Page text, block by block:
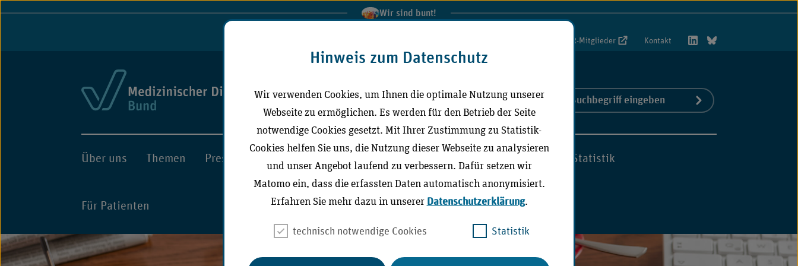
Infoportal VwR-Mitglieder Kontakt
Leichte Sprache Gebärdensprache (DGS)
Suchbegriff
eingeben
Jetzt suchen
Über uns Themen Presse Aktuell Richtlinien / Publikationen Stellungnahmen Statistik
Für Patienten
Wir sind bunt!
Hinweis zum Datenschutz
Wir verwenden Cookies, um Ihnen die optimale Nutzung unserer
Webseite zu ermöglichen. Es werden für den Betrieb der Seite
notwendige Cookies gesetzt. Mit Ihrer Zustimmung zu Statistik-
Cookies helfen Sie uns, die Nutzung dieser Webseite zu analysieren
und unser Angebot laufend zu verbessern. Dafür setzen wir
Matomo ein, dass die erfassten Daten automatisch anonymisiert.
Erfahren Sie mehr dazu in unserer Datenschutzerklärung.
technisch notwendige Cookies Statistik